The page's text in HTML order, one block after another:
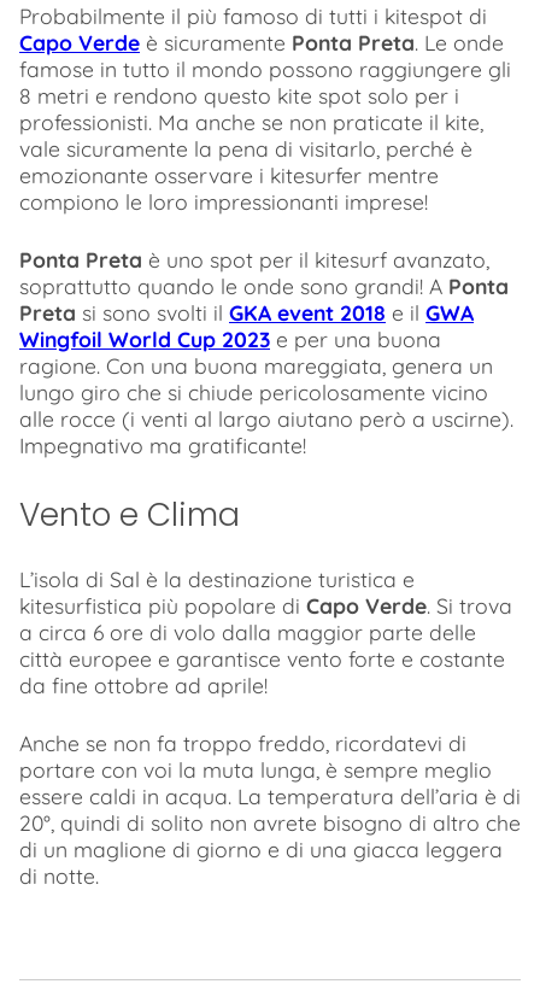
Probabilmente il più famoso di tutti i kitespot di
Capo Verde è sicuramente Ponta Preta. Le onde
famose in tutto il mondo possono raggiungere gli
8 metri e rendono questo kite spot solo per i
professionisti. Ma anche se non praticate il kite,
vale sicuramente la pena di visitarlo, perché è
emozionante osservare i kitesurfer mentre
compiono le loro impressionanti imprese!
Ponta Preta è uno spot per il kitesurf avanzato,
soprattutto quando le onde sono grandi! A Ponta
Preta si sono svolti il GKA event 2018 e il GWA
Wingfoil World Cup 2023 e per una buona
ragione. Con una buona mareggiata, genera un
lungo giro che si chiude pericolosamente vicino
alle rocce (i venti al largo aiutano però a uscirne).
Impegnativo ma gratificante!
Vento e Clima
L’isola di Sal è la destinazione turistica e
kitesurfistica più popolare di Capo Verde. Si trova
a circa 6 ore di volo dalla maggior parte delle
città europee e garantisce vento forte e costante
da fine ottobre ad aprile!
Anche se non fa troppo freddo, ricordatevi di
portare con voi la muta lunga, è sempre meglio
essere caldi in acqua. La temperatura dell’aria è di
20°, quindi di solito non avrete bisogno di altro che
di un maglione di giorno e di una giacca leggera
di notte.